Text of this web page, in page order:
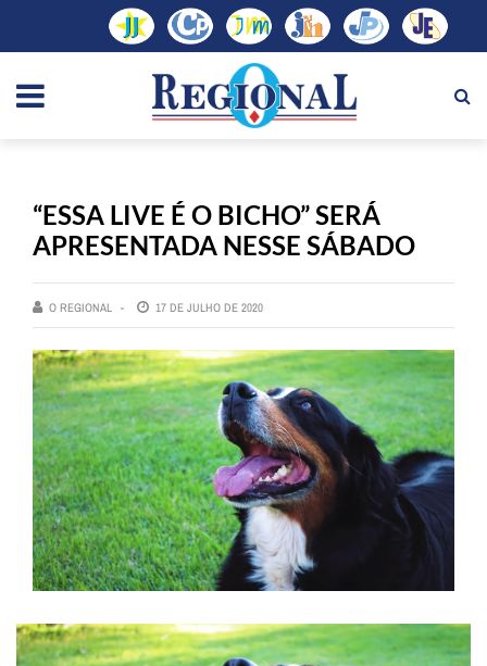
“ESSA LIVE É O BICHO” SERÁ
APRESENTADA NESSE SÁBADO
O REGIONAL 17 DE JULHO DE 2020